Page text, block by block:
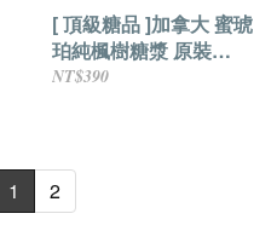
[ 頂級糖品 ]加拿大 蜜琥
珀純楓樹糖漿 原裝
250ml(約330g)
NT$390
1 2